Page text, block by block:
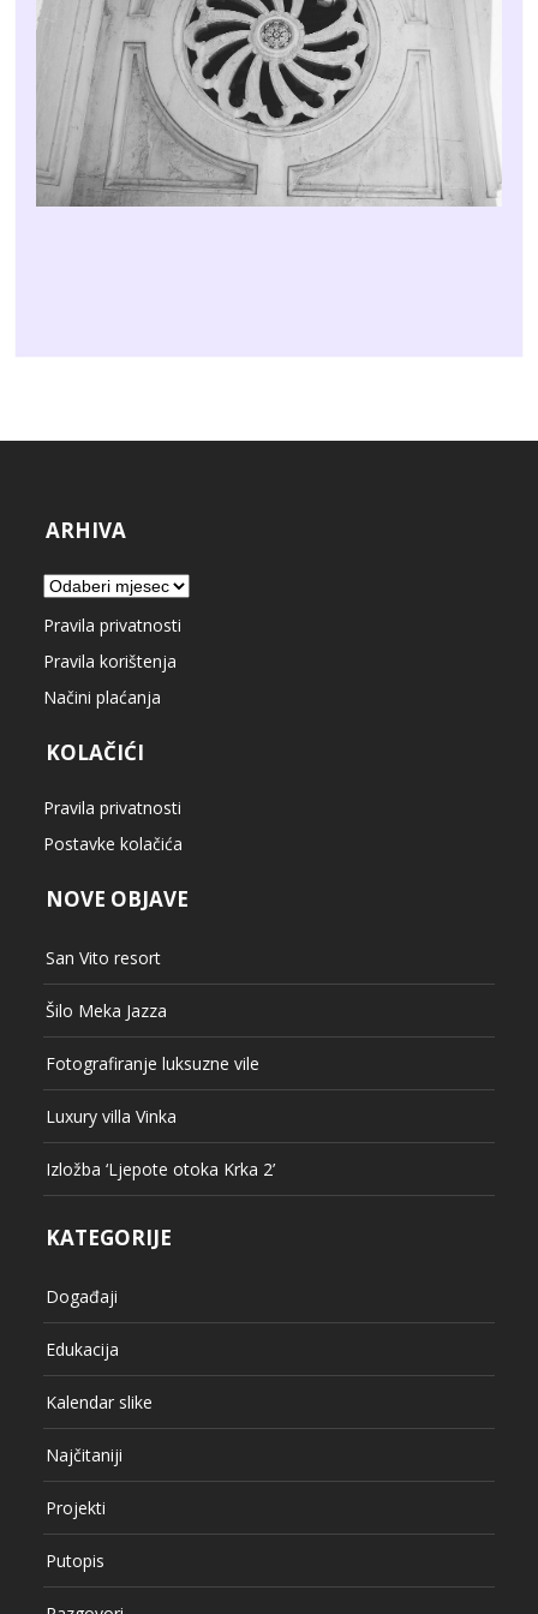
ARHIVA
Arhiva
Pravila privatnosti
Pravila korištenja
Načini plaćanja
KOLAČIĆI
Pravila privatnosti
Postavke kolačića
NOVE OBJAVE
San Vito resort
Šilo Meka Jazza
Fotografiranje luksuzne vile
Luxury villa Vinka
Izložba ‘Ljepote otoka Krka 2’
KATEGORIJE
Događaji
Edukacija
Kalendar slike
Najčitaniji
Projekti
Putopis